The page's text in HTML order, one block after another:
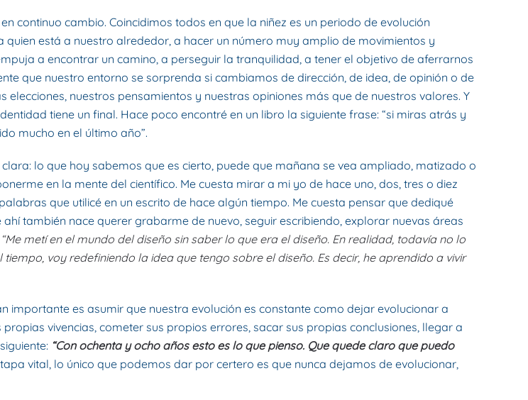
continuo cambio. Coincidimos todos en que la niñez es un periodo de evolución
está a nuestro alrededor, a hacer un número muy amplio de movimientos y
a encontrar un camino, a perseguir la tranquilidad, a tener el objetivo de aferrarnos
que nuestro entorno se sorprenda si cambiamos de dirección, de idea, de opinión o de
nuestros pensamientos y nuestras opiniones más que de nuestros valores. Y
tiene un final. Hace poco encontré en un libro la siguiente frase: “si miras atrás y
mucho en el último año”.
lo que hoy sabemos que es cierto, puede que mañana se vea ampliado, matizado o
en la mente del científico. Me cuesta mirar a mi yo de hace uno, dos, tres o diez
que utilicé en un escrito de hace algún tiempo. Me cuesta pensar que dediqué
también nace querer grabarme de nuevo, seguir escribiendo, explorar nuevas áreas
“Me metí en el mundo del diseño sin saber lo que era el diseño. En realidad, todavía no lo
voy redefiniendo la idea que tengo sobre el diseño. Es decir, he aprendido a vivir
importante es asumir que nuestra evolución es constante como dejar evolucionar a
vivencias, cometer sus propios errores, sacar sus propias conclusiones, llegar a
“Con ochenta y ocho años esto es lo que pienso. Que quede claro que puedo
vital, lo único que podemos dar por certero es que nunca dejamos de evolucionar,